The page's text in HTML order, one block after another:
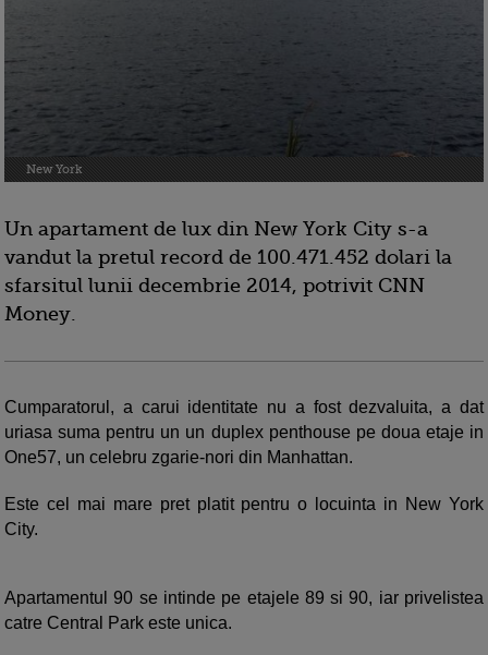
New York
Un apartament de lux din New York City s-a
vandut la pretul record de 100.471.452 dolari la
sfarsitul lunii decembrie 2014, potrivit CNN
Money.
Cumparatorul, a carui identitate nu a fost dezvaluita, a dat
uriasa suma pentru un un duplex penthouse pe doua etaje in
One57, un celebru zgarie-nori din Manhattan.
Este cel mai mare pret platit pentru o locuinta in New York
City.
Apartamentul 90 se intinde pe etajele 89 si 90, iar privelistea
catre Central Park este unica.